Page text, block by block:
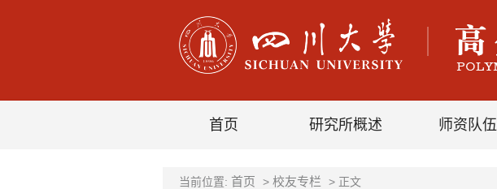
首页 研究所概述 师资队伍
当前位置: 首页 > 校友专栏 > 正文